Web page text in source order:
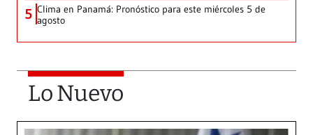
5 Clima en Panamá: Pronóstico para este miércoles 5 de
agosto
Lo Nuevo